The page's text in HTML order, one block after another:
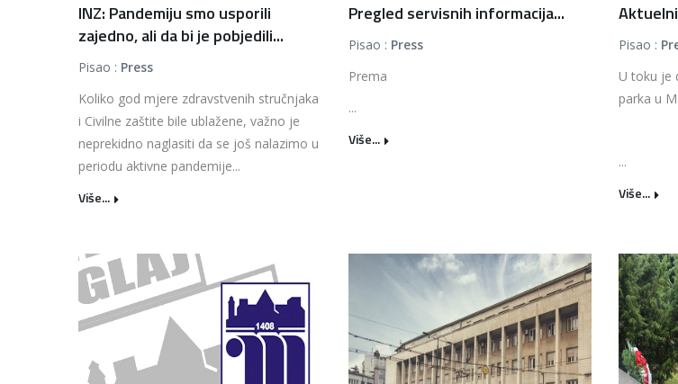
INZ: Pandemiju smo usporili
zajedno, ali da bi je pobjedili...
Pisao : Press
Koliko god mjere zdravstvenih stručnjaka
i Civilne zaštite bile ublažene, važno je
neprekidno naglasiti da se još nalazimo u
periodu aktivne pandemije...
Više...
Pregled servisnih informacija...
Pisao : Press
Prema
...
Više...
Pisao :
U toku je
parka u
...
Više...